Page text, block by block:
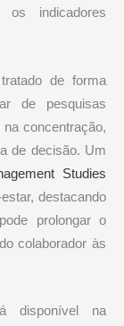
os indicadores
de forma
de pesquisas
concentração,
de decisão. Um
Studies
destacando
prolongar o
colaborador às
disponível na